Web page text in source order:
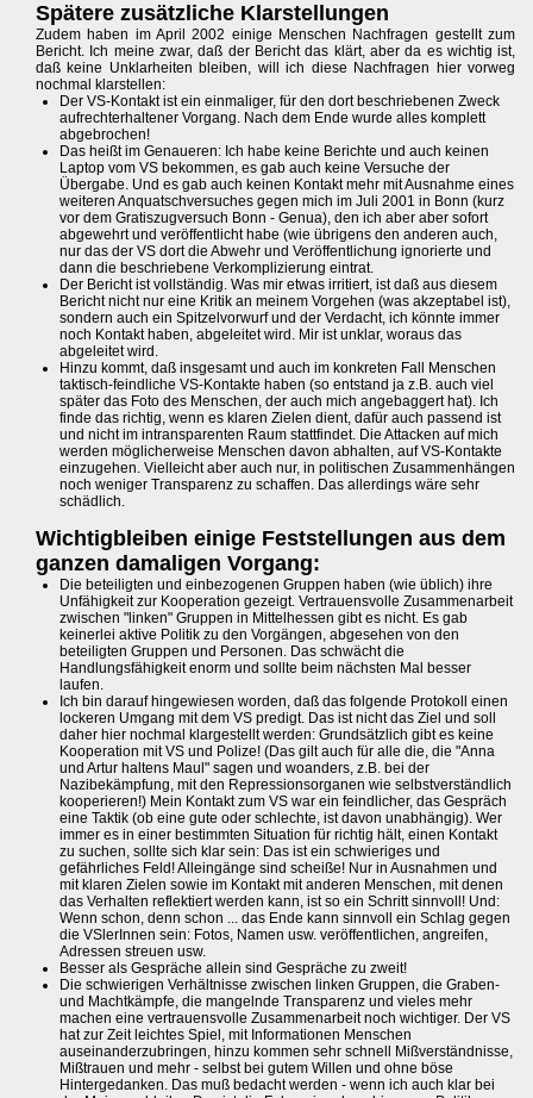
Spätere zusätzliche Klarstellungen
Zudem haben im April 2002 einige Menschen Nachfragen gestellt zum
Bericht. Ich meine zwar, daß der Bericht das klärt, aber da es wichtig ist,
daß keine Unklarheiten bleiben, will ich diese Nachfragen hier vorweg
nochmal klarstellen:
Der VS-Kontakt ist ein einmaliger, für den dort beschriebenen Zweck
aufrechterhaltener Vorgang. Nach dem Ende wurde alles komplett
abgebrochen!
Das heißt im Genaueren: Ich habe keine Berichte und auch keinen
Laptop vom VS bekommen, es gab auch keine Versuche der
Übergabe. Und es gab auch keinen Kontakt mehr mit Ausnahme eines
weiteren Anquatschversuches gegen mich im Juli 2001 in Bonn (kurz
vor dem Gratiszugversuch Bonn - Genua), den ich aber aber sofort
abgewehrt und veröffentlicht habe (wie übrigens den anderen auch,
nur das der VS dort die Abwehr und Veröffentlichung ignorierte und
dann die beschriebene Verkomplizierung eintrat.
Der Bericht ist vollständig. Was mir etwas irritiert, ist daß aus diesem
Bericht nicht nur eine Kritik an meinem Vorgehen (was akzeptabel ist),
sondern auch ein Spitzelvorwurf und der Verdacht, ich könnte immer
noch Kontakt haben, abgeleitet wird. Mir ist unklar, woraus das
abgeleitet wird.
Hinzu kommt, daß insgesamt und auch im konkreten Fall Menschen
taktisch-feindliche VS-Kontakte haben (so entstand ja z.B. auch viel
später das Foto des Menschen, der auch mich angebaggert hat). Ich
finde das richtig, wenn es klaren Zielen dient, dafür auch passend ist
und nicht im intransparenten Raum stattfindet. Die Attacken auf mich
werden möglicherweise Menschen davon abhalten, auf VS-Kontakte
einzugehen. Vielleicht aber auch nur, in politischen Zusammenhängen
noch weniger Transparenz zu schaffen. Das allerdings wäre sehr
schädlich.
Wichtigbleiben einige Feststellungen aus dem
ganzen damaligen Vorgang:
Die beteiligten und einbezogenen Gruppen haben (wie üblich) ihre
Unfähigkeit zur Kooperation gezeigt. Vertrauensvolle Zusammenarbeit
zwischen "linken" Gruppen in Mittelhessen gibt es nicht. Es gab
keinerlei aktive Politik zu den Vorgängen, abgesehen von den
beteiligten Gruppen und Personen. Das schwächt die
Handlungsfähigkeit enorm und sollte beim nächsten Mal besser
laufen.
Ich bin darauf hingewiesen worden, daß das folgende Protokoll einen
lockeren Umgang mit dem VS predigt. Das ist nicht das Ziel und soll
daher hier nochmal klargestellt werden: Grundsätzlich gibt es keine
Kooperation mit VS und Polize! (Das gilt auch für alle die, die "Anna
und Artur haltens Maul" sagen und woanders, z.B. bei der
Nazibekämpfung, mit den Repressionsorganen wie selbstverständlich
kooperieren!) Mein Kontakt zum VS war ein feindlicher, das Gespräch
eine Taktik (ob eine gute oder schlechte, ist davon unabhängig). Wer
immer es in einer bestimmten Situation für richtig hält, einen Kontakt
zu suchen, sollte sich klar sein: Das ist ein schwieriges und
gefährliches Feld! Alleingänge sind scheiße! Nur in Ausnahmen und
mit klaren Zielen sowie im Kontakt mit anderen Menschen, mit denen
das Verhalten reflektiert werden kann, ist so ein Schritt sinnvoll! Und:
Wenn schon, denn schon ... das Ende kann sinnvoll ein Schlag gegen
die VSlerInnen sein: Fotos, Namen usw. veröffentlichen, angreifen,
Adressen streuen usw.
Besser als Gespräche allein sind Gespräche zu zweit!
Die schwierigen Verhältnisse zwischen linken Gruppen, die Graben-
und Machtkämpfe, die mangelnde Transparenz und vieles mehr
machen eine vertrauensvolle Zusammenarbeit noch wichtiger. Der VS
hat zur Zeit leichtes Spiel, mit Informationen Menschen
auseinanderzubringen, hinzu kommen sehr schnell Mißverständnisse,
Mißtrauen und mehr - selbst bei gutem Willen und ohne böse
Hintergedanken. Das muß bedacht werden - wenn ich auch klar bei